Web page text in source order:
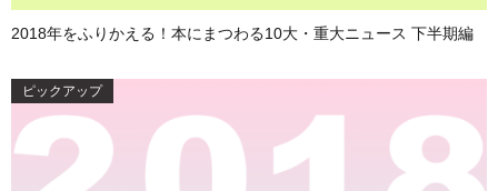
2018年をふりかえる！本にまつわる10大・重大ニュース 下半期編
ピックアップ